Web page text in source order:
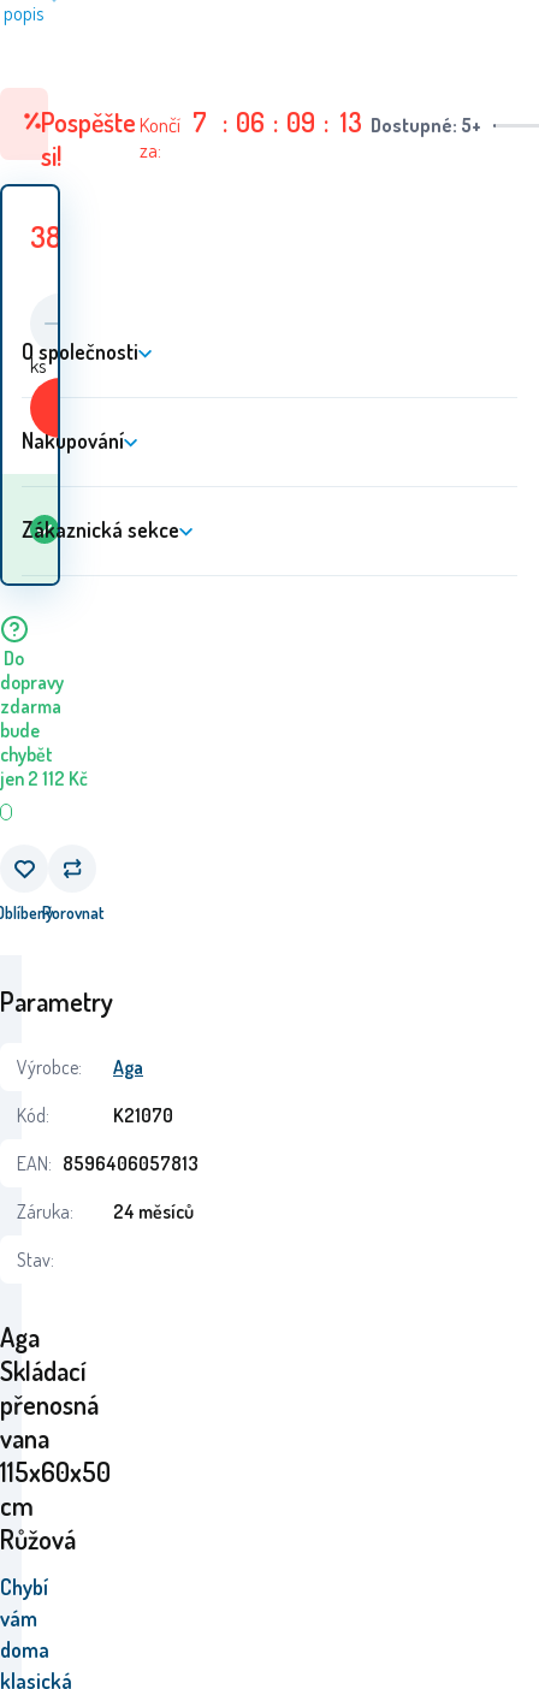
popis
Pospěšte
si!
Končí
za:
7 : 06 : 09 : 11 Dostupné: 5+
388
ks
Koupit
Skladem 5+ ks
Do
dopravy
zdarma
bude
chybět
jen 2 112 Kč
Porovnat
Aga
Skládací
přenosná
vana
115x60x50
cm
Růžová
Chybí
vám
doma
klasická
Parametry
Výrobce:
Aga
Kód:
K21070
EAN: 8596406057813
Záruka:
24 měsíců
Stav:
O společnosti
Nakupování
Zákaznická sekce